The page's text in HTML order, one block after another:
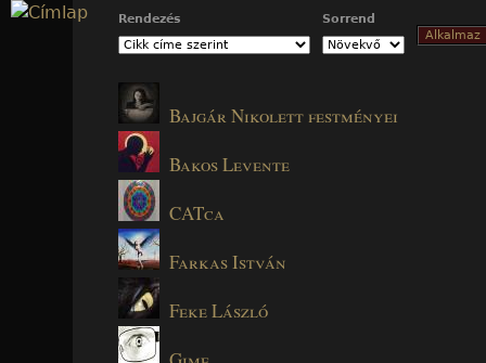
Jump to navigation
Rendezés Sorrend
Bajgár Nikolett festményei
Bakos Levente
CATca
Farkas István
Feke László